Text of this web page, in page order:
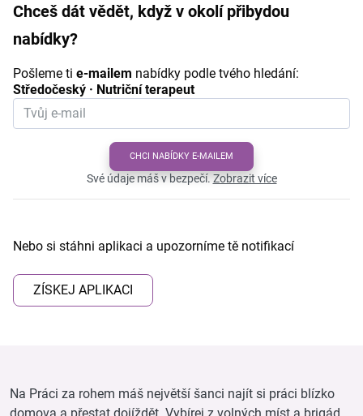
Chceš dát vědět, když v okolí přibydou
nabídky?
Pošleme ti e-mailem nabídky podle tvého hledání:
Středočeský · Nutriční terapeut
CHCI NABÍDKY E-MAILEM
Své údaje máš v bezpečí.Zobrazit více
Nebo si stáhni aplikaci a upozorníme tě notifikací
ZÍSKEJ APLIKACI
Na Práci za rohem máš největší šanci najít si práci blízko
domova a přestat dojíždět. Vybírej z volných míst a brigád